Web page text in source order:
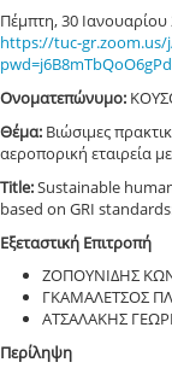
Πέμπτη, 30 Ιανουαρίου
https://tuc-gr.zoom.us/
Ονοματεπώνυμο:
Θέμα: Βιώσιμες
αεροπορική εταιρεία
Title:Sustainable
based on GRI
Εξεταστική Επιτροπή
ΖΟΠΟΥΝΙΔΗΣ
ΓΚΑΜΑΛΕΤΣΟΣ
ΑΤΣΑΛΑΚΗΣ
Περίληψη